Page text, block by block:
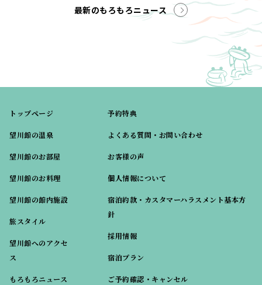
最新のもろもろニュース
トップページ
望川館の温泉
望川館のお部屋
望川館のお料理
望川館の館内施設
旅スタイル
望川館へのアクセ
ス
もろもろニュース
予約特典
よくある質問・お問い合わせ
お客様の声
個人情報について
宿泊約款・カスタマーハラスメント基本方
針
採用情報
宿泊プラン
ご予約確認・キャンセル